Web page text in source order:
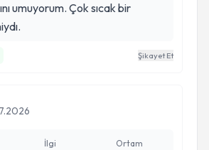
umuyorum. Çok sıcak bir
Şikayet Et
İlgi Ortam